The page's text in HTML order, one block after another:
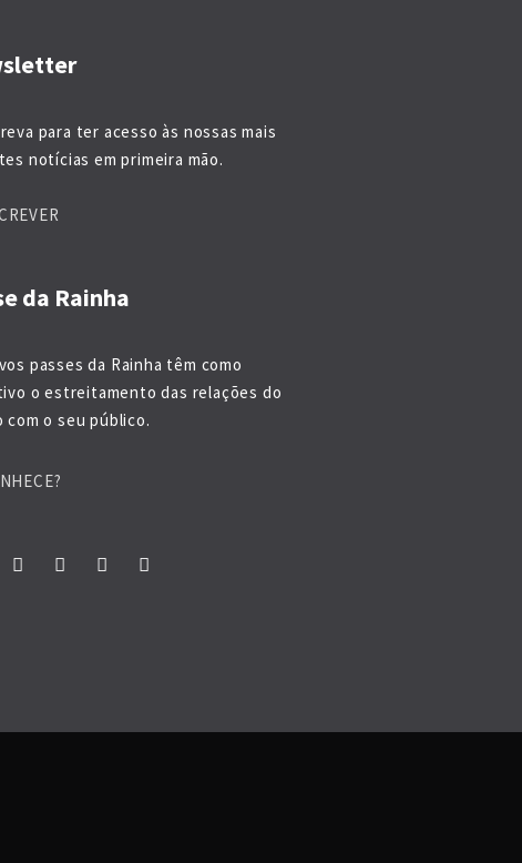
para ter acesso às nossas mais
notícias em primeira mão.
da Rainha
passes da Rainha têm como
o estreitamento das relações do
com o seu público.